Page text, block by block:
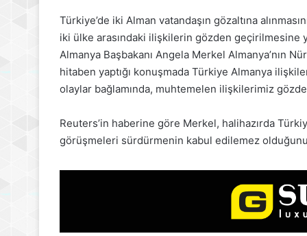
Türkiye’de iki Alman vatandaşın gözaltına
iki ülke arasındaki ilişkilerin gözden geçirilmesine
Almanya Başbakanı Angela Merkel Almanya’nın
hitaben yaptığı konuşmada Türkiye Almanya
olaylar bağlamında, muhtemelen ilişkilerimiz
Reuters’in haberine göre Merkel, halihazırda
görüşmeleri sürdürmenin kabul edilemez